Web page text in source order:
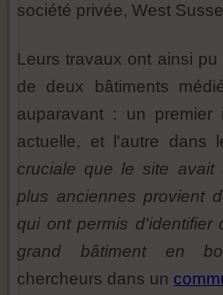
société privée, West
Leurs travaux ont ainsi
de deux bâtiments
auparavant : un premier
actuelle, et l'autre dans
cruciale que le site avait
plus anciennes provient
qui ont permis d'identifier
grand bâtiment en
chercheurs dans un